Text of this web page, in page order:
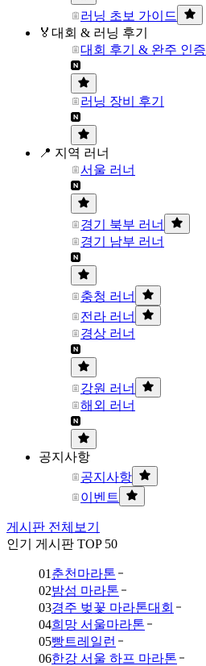
러닝 초보 가이드
🏅대회 & 러닝 후기
대회 후기 & 완주 인증
러닝 장비 후기
📍 지역 러너
서울 러너
경기 북부 러너
경기 남부 러너
충청 러너
전라 러너
경상 러너
강원 러너
해외 러너
공지사항
공지사항
이벤트
게시판 전체보기
인기 게시판 TOP 50
01 춘천마라톤
02밤섬 마라톤
03경주 벚꽃 마라톤대회
04희망 서울마라톤
05빵트레일런
06한강 서울 하프 마라톤